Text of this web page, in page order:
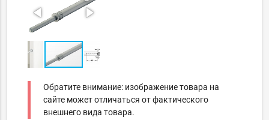
Обратите внимание: изображение товара на
сайте может отличаться от фактического
внешнего вида товара.